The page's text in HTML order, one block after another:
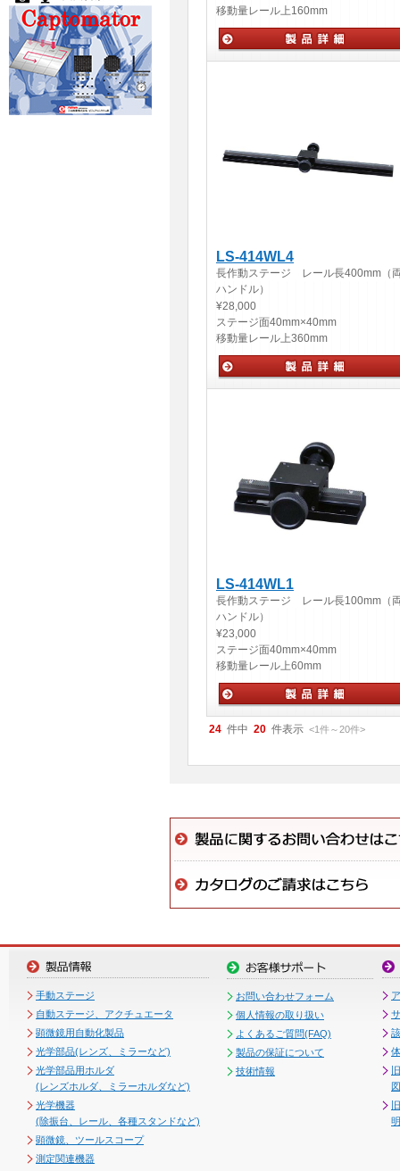
移動量レール上160mm
LS-414WL4
長作動ステージ レール長400mm（
ハンドル）
¥28,000
ステージ面40mm×40mm
移動量レール上360mm
LS-414WL1
長作動ステージ レール長100mm（
ハンドル）
¥23,000
ステージ面40mm×40mm
移動量レール上60mm
手動ステージ
24 件中 20 件表示 <1件～20件>
手動ステージ
自動ステージ、アクチュエータ
顕微鏡用自動化製品
光学部品(レンズ、ミラーなど)
光学部品用ホルダ
(レンズホルダ、ミラーホルダなど)
光学機器
(除振台、レール、各種スタンドなど)
顕微鏡、ツールスコープ
測定関連機器
お問い合わせフォーム
個人情報の取り扱い
よくあるご質問(FAQ)
製品の保証について
技術情報